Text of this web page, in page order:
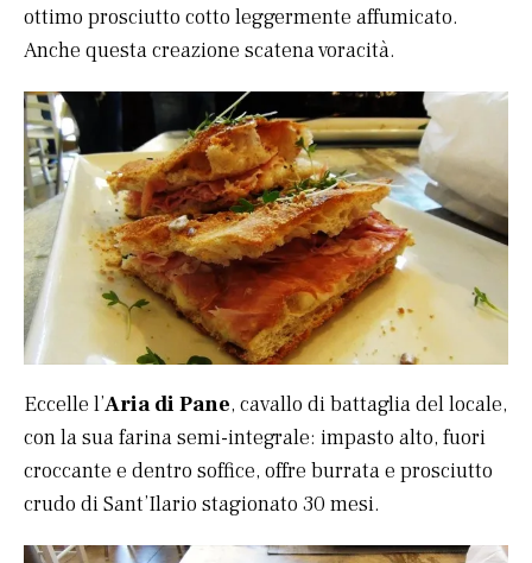
ottimo prosciutto cotto leggermente affumicato.
Anche questa creazione scatena voracità.
Eccelle l’Aria di Pane, cavallo di battaglia del locale,
con la sua farina semi-integrale: impasto alto, fuori
croccante e dentro soffice, offre burrata e prosciutto
crudo di Sant’Ilario stagionato 30 mesi.